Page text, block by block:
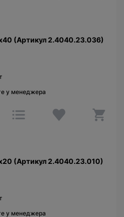
(Артикул 2.4040.23.036)
у менеджера
(Артикул 2.4040.23.010)
у менеджера